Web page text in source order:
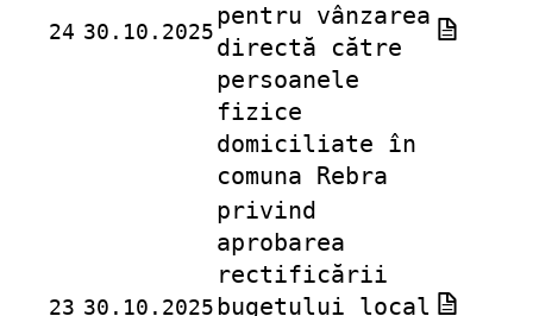
24 30.10.2025
pentru vânzarea
directă către
persoanele
fizice
domiciliate în
comuna Rebra
23 30.10.2025
privind
aprobarea
rectificării
bugetului local